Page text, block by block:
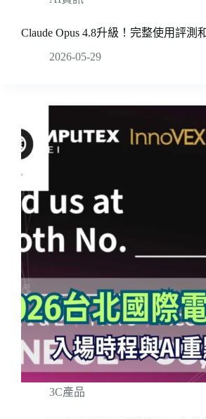
Claude Opus 4.8升級！完整使用評測
2026-05-29
3C產品